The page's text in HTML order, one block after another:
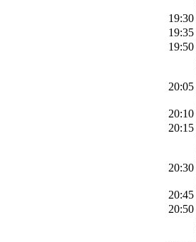
19:30
19:35
19:50
20:05
20:10
20:15
20:30
20:45
20:50